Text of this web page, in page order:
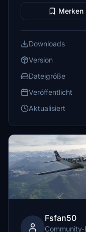
Merken
Downloads
Version
Dateigröße
Veröffentlicht
Aktualisiert
Fsfan50